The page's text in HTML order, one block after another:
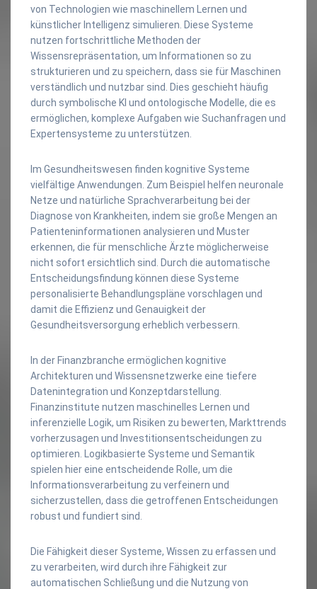
von Technologien wie maschinellem Lernen und
künstlicher Intelligenz simulieren. Diese Systeme
nutzen fortschrittliche Methoden der
Wissensrepräsentation, um Informationen so zu
strukturieren und zu speichern, dass sie für Maschinen
verständlich und nutzbar sind. Dies geschieht häufig
durch symbolische KI und ontologische Modelle, die es
ermöglichen, komplexe Aufgaben wie Suchanfragen und
Expertensysteme zu unterstützen.
Im Gesundheitswesen finden kognitive Systeme
vielfältige Anwendungen. Zum Beispiel helfen neuronale
Netze und natürliche Sprachverarbeitung bei der
Diagnose von Krankheiten, indem sie große Mengen an
Patienteninformationen analysieren und Muster
erkennen, die für menschliche Ärzte möglicherweise
nicht sofort ersichtlich sind. Durch die automatische
Entscheidungsfindung können diese Systeme
personalisierte Behandlungspläne vorschlagen und
damit die Effizienz und Genauigkeit der
Gesundheitsversorgung erheblich verbessern.
In der Finanzbranche ermöglichen kognitive
Architekturen und Wissensnetzwerke eine tiefere
Datenintegration und Konzeptdarstellung.
Finanzinstitute nutzen maschinelles Lernen und
inferenzielle Logik, um Risiken zu bewerten, Markttrends
vorherzusagen und Investitionsentscheidungen zu
optimieren. Logikbasierte Systeme und Semantik
spielen hier eine entscheidende Rolle, um die
Informationsverarbeitung zu verfeinern und
sicherzustellen, dass die getroffenen Entscheidungen
robust und fundiert sind.
Die Fähigkeit dieser Systeme, Wissen zu erfassen und
zu verarbeiten, wird durch ihre Fähigkeit zur
automatischen Schließung und die Nutzung von